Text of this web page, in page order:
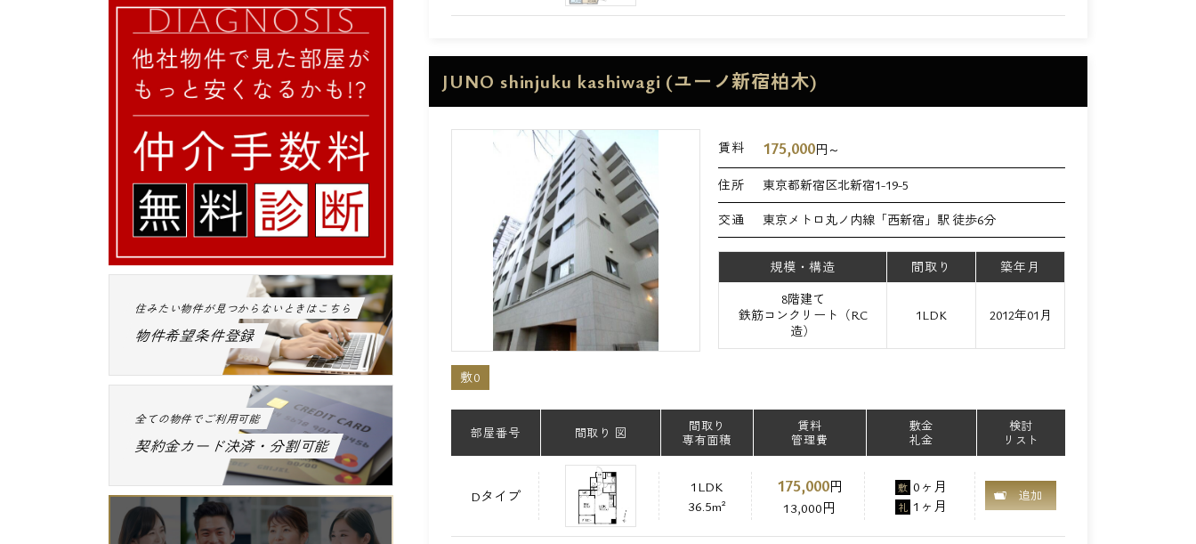
JUNO shinjuku kashiwagi (ユーノ新宿柏木)
賃料 175,000円～
住所 東京都新宿区北新宿1-19-5
交通 東京メトロ丸ノ内線「西新宿」駅 徒歩6分
規模・構造 間取り
築年月
8階建て
鉄筋コンクリート（RC
造）
1LDK 2012年01月
敷0
部屋番号 間取り 図
間取り
専有面積
賃料
管理費
敷金
礼金
検討
リスト
Dタイプ
1LDK
36.5m²
175,000円
13,000円
敷 0ヶ月
礼 1ヶ月
追加
住みたい物件が見つからないときはこちら
物件希望条件登録
全ての物件でご利用可能
契約金カード決済・分割可能